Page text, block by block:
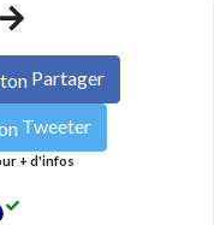
Partager
Tweeter
+ d'infos